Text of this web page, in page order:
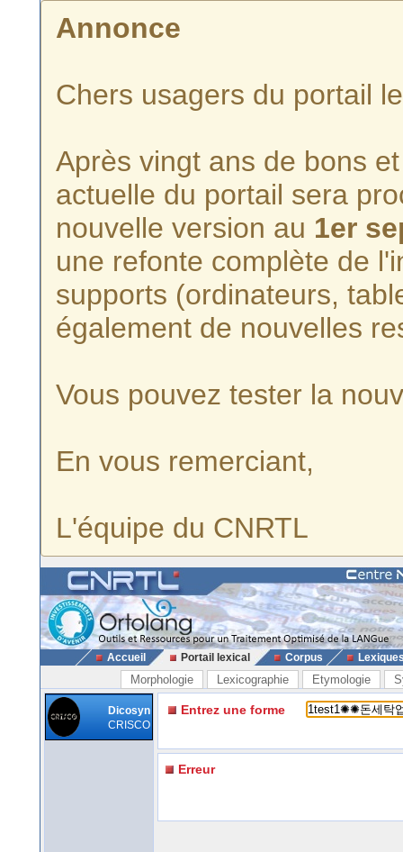
Annonce
Chers usagers du portail
Après vingt ans de bons
actuelle du portail sera
nouvelle version au 1er
une refonte complète de
supports (ordinateurs,
également de nouvelles
Vous pouvez tester la
En vous remerciant,
L'équipe du CNRTL
Accueil Portail lexical Corpus
Morphologie Lexicographie Etymologie
Dicosyn
CRISCO
Entrez une forme
Erreur